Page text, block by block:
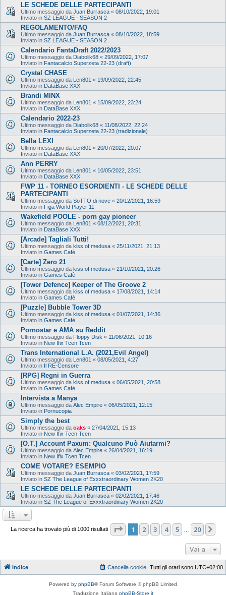
LE SCHEDE DELLE PARTECIPANTI
Ultimo messaggio da Juan Burrasca « 08/10/2022, 19:01
Inviato in SZ LEAGUE - SEASON 2
REGOLAMENTO/FAQ
Ultimo messaggio da Juan Burrasca « 08/10/2022, 18:59
Inviato in SZ LEAGUE - SEASON 2
Calendario FantaDraft 2022/2023
Ultimo messaggio da Diabolik68 « 29/09/2022, 17:07
Inviato in Fantacalcio Superzeta 22-23 (draft)
Crystal CHASE
Ultimo messaggio da Len801 « 19/09/2022, 22:45
Inviato in DataBase XXX
Brandi MINX
Ultimo messaggio da Len801 « 15/09/2022, 23:24
Inviato in DataBase XXX
Calendario 2022-23
Ultimo messaggio da Diabolik68 « 11/08/2022, 22:24
Inviato in Fantacalcio Superzeta 22-23 (tradizionale)
Bella LEXI
Ultimo messaggio da Len801 « 20/07/2022, 20:07
Inviato in DataBase XXX
Ann PERRY
Ultimo messaggio da Len801 « 10/05/2022, 23:51
Inviato in DataBase XXX
FWP 11 - TORNEO ESORDIENTI - LE SCHEDE DELLE
PARTECIPANTI
Ultimo messaggio da SoTTO di nove « 20/12/2021, 16:59
Inviato in Figa World Player 11
Wakefield POOLE - porn gay pioneer
Ultimo messaggio da Len801 « 08/12/2021, 20:31
Inviato in DataBase XXX
[Arcade] Tagliali Tutti!
Ultimo messaggio da kiss of medusa « 25/11/2021, 21:13
Inviato in Games Cafè
[Carte] Zero 21
Ultimo messaggio da kiss of medusa « 21/10/2021, 20:26
Inviato in Games Cafè
[Tower Defence] Keeper of The Groove 2
Ultimo messaggio da kiss of medusa « 17/08/2021, 14:14
Inviato in Games Cafè
[Puzzle] Bubble Tower 3D
Ultimo messaggio da kiss of medusa « 01/07/2021, 14:36
Inviato in Games Cafè
Pornostar e AMA su Reddit
Ultimo messaggio da Floppy Disk « 11/06/2021, 10:16
Inviato in New Ifix Tcen Tcen
Trans International L.A. (2021,Evil Angel)
Ultimo messaggio da Len801 « 08/05/2021, 4:27
Inviato in Il RE-Censore
[RPG] Regni in Guerra
Ultimo messaggio da kiss of medusa « 06/05/2021, 20:58
Inviato in Games Cafè
Intervista a Manya
Ultimo messaggio da Alec Empire « 06/05/2021, 12:15
Inviato in Pornucopia
Simply the best
Ultimo messaggio da oaks « 27/04/2021, 15:13
Inviato in New Ifix Tcen Tcen
[O.T.] Account Paxum: Qualcuno Può Aiutarmi?
Ultimo messaggio da Alec Empire « 26/04/2021, 16:19
Inviato in New Ifix Tcen Tcen
COME VOTARE? ESEMPIO
Ultimo messaggio da Juan Burrasca « 03/02/2021, 17:59
Inviato in SZ The League of Exxxtraordinary Women 2K20
LE SCHEDE DELLE PARTECIPANTI
Ultimo messaggio da Juan Burrasca « 02/02/2021, 17:46
Inviato in SZ The League of Exxxtraordinary Women 2K20
La ricerca ha trovato più di 1000 risultati Pagina di 20
1 2 3 4 5 20
Vai a
Indice Tutti gli orari sono UTC+02:00
Cancella cookie
Powered by phpBB® Forum Software © phpBB Limited
Traduzione Italiana phpBB-Store.it